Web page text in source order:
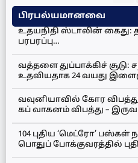
பிரபல்யமானவை
உதயநிதி ஸ்டாலின் கைது:
பரபரப்பு…
வத்தளை துப்பாக்கிச் சூடு:
உதவியதாக 24 வயது
வவுனியாவில் கோர
கப் வாகனம் விபத்து –
104 புதிய ‘மெட்ரோ’
பொதுப் போக்குவரத்தில்